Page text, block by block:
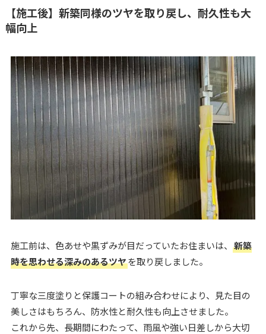
【施工後】新築同様のツヤを取り戻し、耐久性も大
幅向上
施工前は、色あせや黒ずみが目だっていたお住まいは、 新築
時を思わせる深みのあるツヤを取り戻しました。
丁寧な三度塗りと保護コートの組み合わせにより、見た目の
美しさはもちろん、防水性と耐久性も向上させました。
これから先、長期間にわたって、雨風や強い日差しから大切